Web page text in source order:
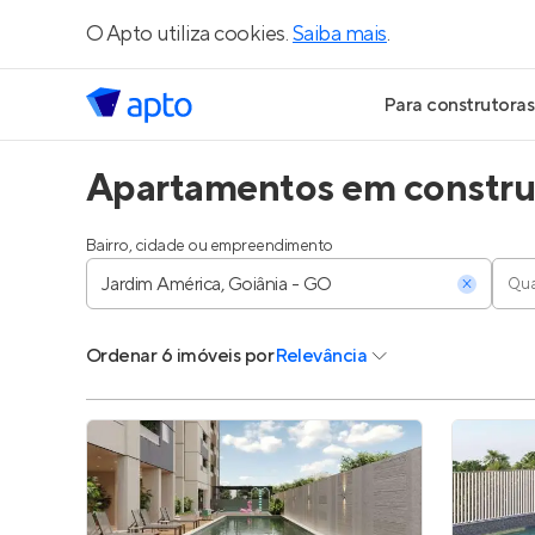
O Apto utiliza cookies.Saiba mais.
Para construtoras
Geração de
Geração de
Parcerias
Anunciar
Apartamentos em
Bairro, cidade ou empreendimento
Ordenar 6 imóveis porRelevância